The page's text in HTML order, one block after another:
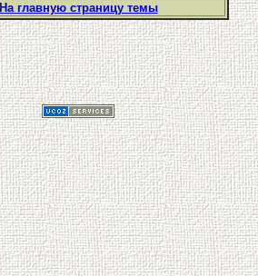
На главную страницу темы